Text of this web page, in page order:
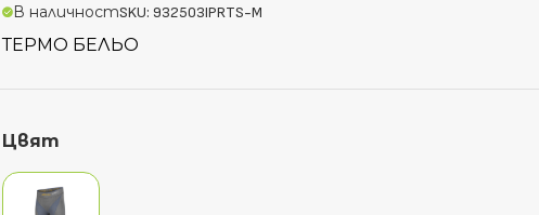
В наличностSKU: 932503IPRTS-M
ТЕРМО БЕЛЬО
Цвят